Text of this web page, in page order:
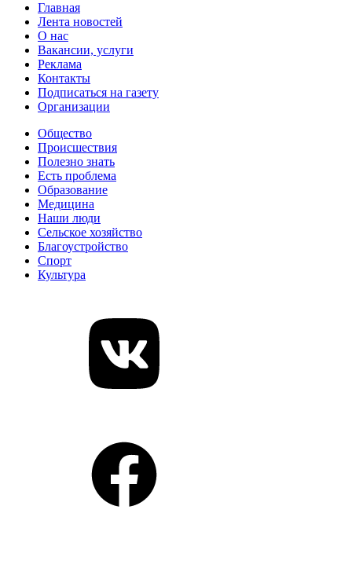
Главная
Лента новостей
О нас
Вакансии, услуги
Реклама
Контакты
Подписаться на газету
Организации
Общество
Происшествия
Полезно знать
Есть проблема
Образование
Медицина
Наши люди
Сельское хозяйство
Благоустройство
Спорт
Культура